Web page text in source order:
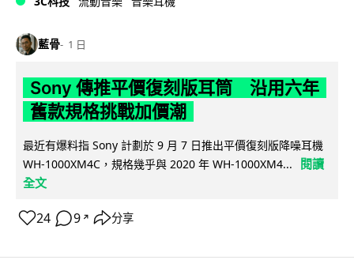
藍骨 1 日
Sony 傳推平價復刻版耳筒 沿用六年
舊款規格挑戰加價潮
最近有爆料指 Sony 計劃於 9 月 7 日推出平價復刻版降噪耳機
WH-1000XM4C，規格幾乎與 2020 年 WH-1000XM4...
閱讀
全文
24 9 ↗ 分享